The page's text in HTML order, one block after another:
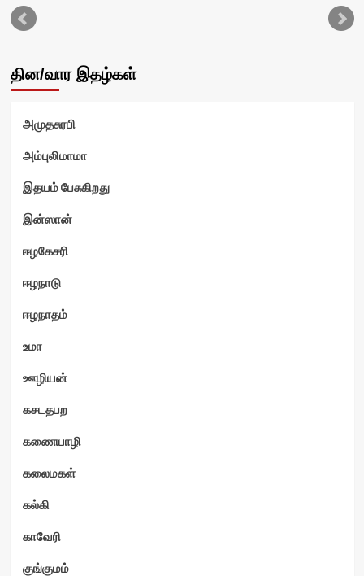
தின/வார இதழ்கள்
அமுதசுரபி
அம்புலிமாமா
இதயம் பேசுகிறது
இன்ஸான்
ஈழகேசரி
ஈழநாடு
ஈழநாதம்
உமா
ஊழியன்
கசடதபற
கணையாழி
கலைமகள்
கல்கி
காவேரி
குங்குமம்